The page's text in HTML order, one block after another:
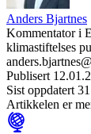
Anders Bjartnes
Kommentator i
klimastiftelses
Publisert
Sist oppdatert
Artikkelen er